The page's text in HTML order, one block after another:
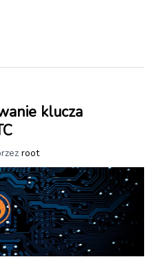
klucza
root